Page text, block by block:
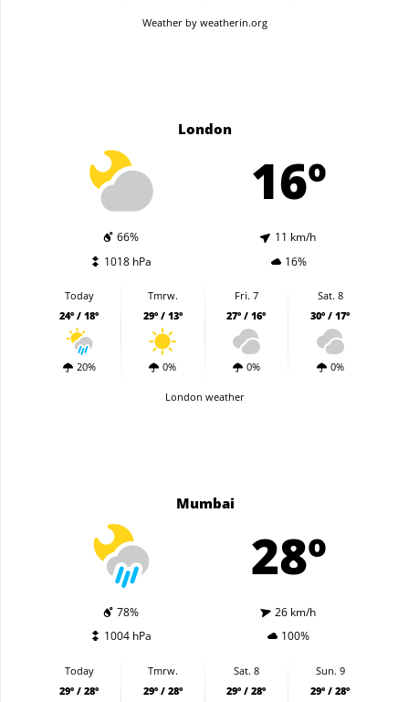
Weather by weatherin.org
London
16º
66%
11 km/h
1018 hPa
16%
Today
24º / 18º
20%
Tmrw.
29º / 13º
0%
Fri. 7
27º / 16º
0%
Sat. 8
30º / 17º
0%
London weather
Mumbai
28º
78%
26 km/h
1004 hPa
100%
Today
29º / 28º
Tmrw.
29º / 28º
Sat. 8
29º / 28º
Sun. 9
29º / 28º